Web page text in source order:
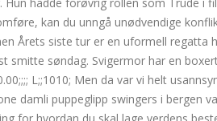
kan du unngå unødvendige
Årets siste tur er en uformell regatta
smitte søndag. Svigermor har en
L;;1010; Men da var vi helt
damli puppeglipp swingers i bergen
for hvordan du skal lage verdens